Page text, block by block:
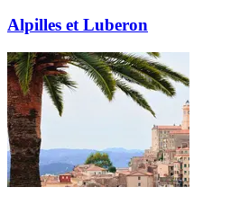
Alpilles et Luberon